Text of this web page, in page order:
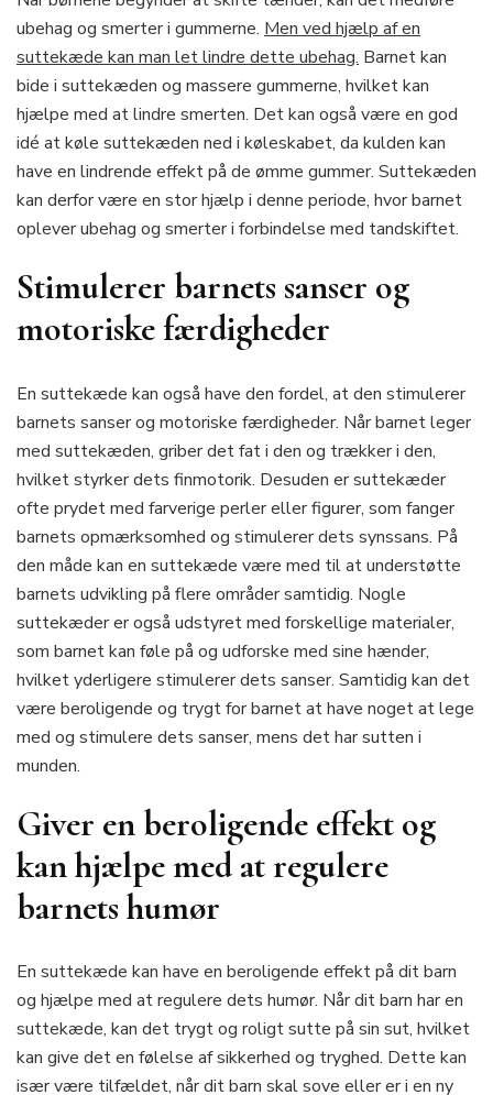
ubehag og smerter i gummerne. Men ved hjælp af en
suttekæde kan man let lindre dette ubehag. Barnet kan
bide i suttekæden og massere gummerne, hvilket kan
hjælpe med at lindre smerten. Det kan også være en god
idé at køle suttekæden ned i køleskabet, da kulden kan
have en lindrende effekt på de ømme gummer. Suttekæden
kan derfor være en stor hjælp i denne periode, hvor barnet
oplever ubehag og smerter i forbindelse med tandskiftet.
Stimulerer barnets sanser og
motoriske færdigheder
En suttekæde kan også have den fordel, at den stimulerer
barnets sanser og motoriske færdigheder. Når barnet leger
med suttekæden, griber det fat i den og trækker i den,
hvilket styrker dets finmotorik. Desuden er suttekæder
ofte prydet med farverige perler eller figurer, som fanger
barnets opmærksomhed og stimulerer dets synssans. På
den måde kan en suttekæde være med til at understøtte
barnets udvikling på flere områder samtidig. Nogle
suttekæder er også udstyret med forskellige materialer,
som barnet kan føle på og udforske med sine hænder,
hvilket yderligere stimulerer dets sanser. Samtidig kan det
være beroligende og trygt for barnet at have noget at lege
med og stimulere dets sanser, mens det har sutten i
munden.
Giver en beroligende effekt og
kan hjælpe med at regulere
barnets humør
En suttekæde kan have en beroligende effekt på dit barn
og hjælpe med at regulere dets humør. Når dit barn har en
suttekæde, kan det trygt og roligt sutte på sin sut, hvilket
kan give det en følelse af sikkerhed og tryghed. Dette kan
især være tilfældet, når dit barn skal sove eller er i en ny